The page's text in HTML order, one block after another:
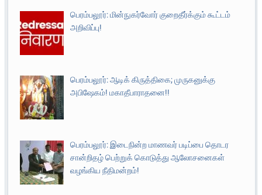
பெரம்பலூர்: மின்நுகர்வோர் குறைதீர்க்கும் கூட்டம்
அறிவிப்பு!
பெரம்பலூர்: ஆடிக் கிருத்திகை; முருகனுக்கு
அபிஷேகம்! மகாதீபாராதனை!!
பெரம்பலூர்: இடைநின்ற மாணவர் படிப்பை தொடர
சான்றிதழ் பெற்றுக் கொடுத்து ஆலோசனைகள்
வழங்கிய நீதிமன்றம்!